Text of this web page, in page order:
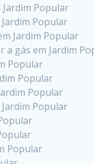
Popular
Popular
Jardim Popular
a gás em Jardim
Popular
Popular
Popular
Popular
Popular